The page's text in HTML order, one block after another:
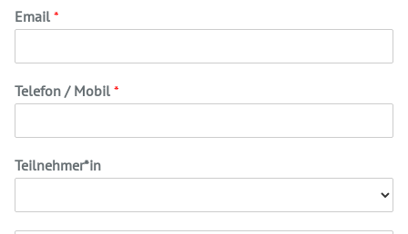
Email *
Telefon / Mobil *
Teilnehmer*in